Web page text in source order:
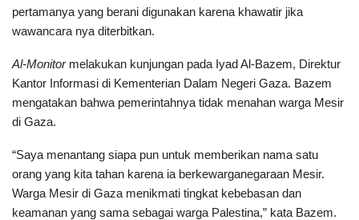
pertamanya yang berani digunakan karena khawatir jika
wawancara nya diterbitkan.
Al-Monitormelakukan kunjungan pada Iyad Al-Bazem, Direktur
Kantor Informasi di Kementerian Dalam Negeri Gaza. Bazem
mengatakan bahwa pemerintahnya tidak menahan warga Mesir
di Gaza.
“Saya menantang siapa pun untuk memberikan nama satu
orang yang kita tahan karena ia berkewarganegaraan Mesir.
Warga Mesir di Gaza menikmati tingkat kebebasan dan
keamanan yang sama sebagai warga Palestina,” kata Bazem.